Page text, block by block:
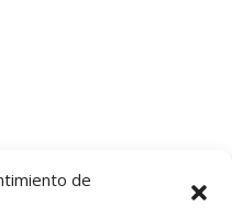
de